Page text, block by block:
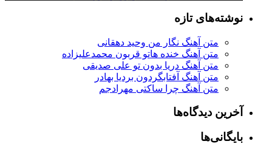
نوشته‌های تازه
متن آهنگ نگار من وحید دهقانی
متن آهنگ خنده هاتو قربون محمدعلیزاده
متن آهنگ دریا بدون تو علی صدیقی
متن آهنگ آفتابگردون بردیا بهادر
متن آهنگ چرا ساکتی مهرادجم
آخرین دیدگاه‌ها
بایگانی‌ها